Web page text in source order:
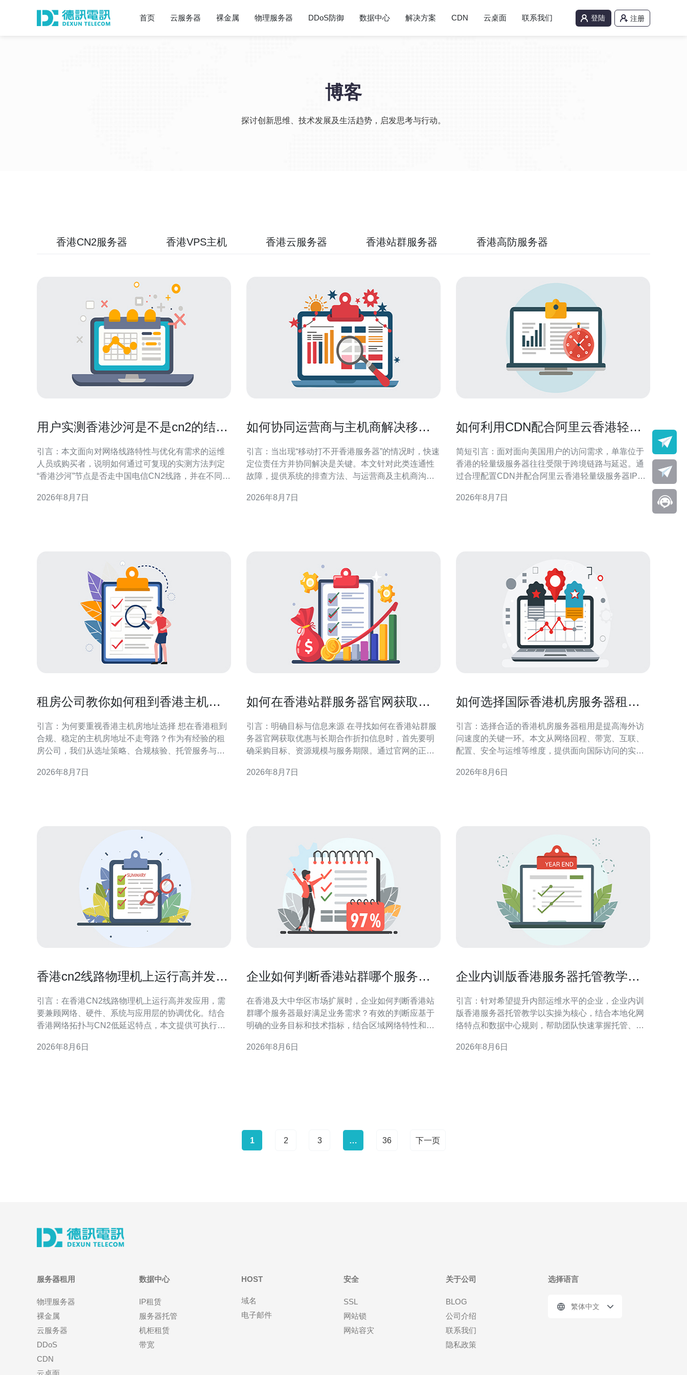
首页 云服务器 裸金属 物理服务器 DDoS防御 数据中心 解决方案 CDN 云桌面 联系我们 登陆 注册
博客
探讨创新思维、技术发展及生活趋势，启发思考与行动。
香港CN2服务器 香港VPS主机 香港云服务器 香港站群服务器 香港高防服务器
用户实测香港沙河是不是cn2的结果
引言：本文面向对网络线路特性与优化有需求的运维
人员或购买者，说明如何通过可复现的实测方法判定
“香港沙河”节点是否走中国电信CN2线路，并在不同判
断言，提供操作步骤与解读要点，方便读者自行复
2026年8月7日
如何协同运营商与主机商解决移动
引言：当出现“移动打不开香港服务器”的情况时，快速
定位责任方并协同解决是关键。本文针对此类连通性
故障，提供系统的排查方法、与运营商及主机商沟通
时间内恢复访问。 1. 初步信息与证据收集 首先收集故
2026年8月7日
如何利用CDN配合阿里云香港轻量
简短引言：面对面向美国用户的访问需求，单靠位于
香港的轻量级服务器往往受限于跨境链路与延迟。通
过合理配置CDN并配合阿里云香港轻量级服务器IP，
与GEO优化。 选择合适的CDN与节点覆盖 选择有完
2026年8月7日
租房公司教你如何租到香港主机房
引言：为何要重视香港主机房地址选择 想在香港租到
合规、稳定的主机房地址不走弯路？作为有经验的租
房公司，我们从选址策略、合规核验、托管服务与实
影响网络连通和法律合规，也直接关系到业务连续性
2026年8月7日
如何在香港站群服务器官网获取优
引言：明确目标与信息来源 在寻找如何在香港站群服
务器官网获取优惠与长期合作折扣信息时，首先要明
确采购目标、资源规模与服务期限。通过官网的正式
重官网途径与谈判策略，帮助企业在香港区域稳妥争
2026年8月7日
如何选择国际香港机房服务器租用
引言：选择合适的香港机房服务器租用是提高海外访
问速度的关键一环。本文从网络回程、带宽、互联、
配置、安全与运维等维度，提供面向国际访问的实用
的前提下，优化用户体验与稳定性。 评估海外访问需
2026年8月6日
香港cn2线路物理机上运行高并发应
引言：在香港CN2线路物理机上运行高并发应用，需
要兼顾网络、硬件、系统与应用层的协调优化。结合
香港网络拓扑与CN2低延迟特点，本文提供可执行的
低延迟并增强稳定性，适合面向本地与区域性GEO搜
2026年8月6日
企业如何判断香港站群哪个服务器
在香港及大中华区市场扩展时，企业如何判断香港站
群哪个服务器最好满足业务需求？有效的判断应基于
明确的业务目标和技术指标，结合区域网络特性和合
衡，确保SEO与GEO优化效果。 明确业务需求与流量
2026年8月6日
企业内训版香港服务器托管教学提
引言：针对希望提升内部运维水平的企业，企业内训
版香港服务器托管教学以实操为核心，结合本地化网
络特点和数据中心规则，帮助团队快速掌握托管、管
管教学 选择内训版香港服务器托管教学，可以在受控
2026年8月6日
1 2 3 … 36 下一页
服务器租用
物理服务器
裸金属
云服务器
DDoS
CDN
云桌面
数据中心
IP租赁
服务器托管
机柜租赁
带宽
HOST
域名
电子邮件
安全
SSL
网站锁
网站容灾
关于公司
BLOG
公司介绍
联系我们
隐私政策
选择语言
繁体中文